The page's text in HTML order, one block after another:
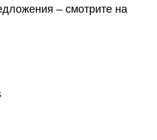
– смотрите на